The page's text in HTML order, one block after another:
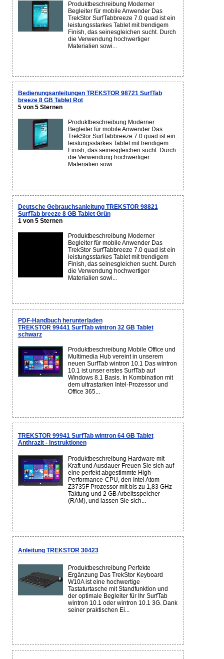
Produktbeschreibung Moderner
Begleiter für mobile Anwender Das
TrekStor SurfTabbreeze 7.0 quad ist ein
leistungsstarkes Tablet mit trendigem
Finish, das seinesgleichen sucht. Durch
die Verwendung hochwertiger
Materialien sowi...
Bedienungsanleitungen TREKSTOR 98721 SurfTab
breeze 8 GB Tablet Rot
5 von 5 Sternen
Produktbeschreibung Moderner
Begleiter für mobile Anwender Das
TrekStor SurfTabbreeze 7.0 quad ist ein
leistungsstarkes Tablet mit trendigem
Finish, das seinesgleichen sucht. Durch
die Verwendung hochwertiger
Materialien sowi...
Deutsche Gebrauchsanleitung TREKSTOR 98821
SurfTab breeze 8 GB Tablet Grün
1 von 5 Sternen
Produktbeschreibung Moderner
Begleiter für mobile Anwender Das
TrekStor SurfTabbreeze 7.0 quad ist ein
leistungsstarkes Tablet mit trendigem
Finish, das seinesgleichen sucht. Durch
die Verwendung hochwertiger
Materialien sowi...
PDF-Handbuch herunterladen
TREKSTOR 99441 SurfTab wintron 32 GB Tablet
schwarz
Produktbeschreibung Mobile Office und
Multimedia Hub vereint in unserem
neuen SurfTab wintron 10.1 Das wintron
10.1 ist unser erstes SurfTab auf
Windows 8.1 Basis. In Kombination mit
dem ultrastarken Intel-Prozessor und
Office 365...
TREKSTOR 99941 SurfTab wintron 64 GB Tablet
Anthrazit - Instruktionen
Produktbeschreibung Hardware mit
Kraft und Ausdauer Freuen Sie sich auf
eine perfekt abgestimmte High-
Performance-CPU, den Intel Atom
Z3735F Prozessor mit bis zu 1,83 GHz
Taktung und 2 GB Arbeitsspeicher
(RAM), und lassen Sie sich...
Anleitung TREKSTOR 30423
Produktbeschreibung Perfekte
Ergänzung Das TrekStor Keyboard
W10A ist eine hochwertige
Tastaturtasche mit Standfunktion und
der optimale Begleiter für Ihr SurfTab
wintron 10.1 oder wintron 10.1 3G. Dank
seiner praktischen Ei...